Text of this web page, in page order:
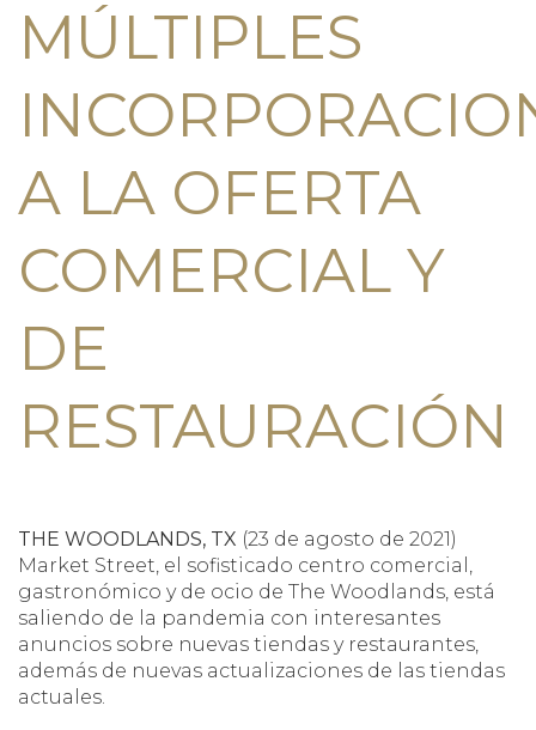
MÚLTIPLES
A LA OFERTA
COMERCIAL Y
DE
RESTAURACIÓN
THE WOODLANDS, TX (23 de agosto de 2021)
Market Street, el sofisticado centro comercial,
gastronómico y de ocio de The Woodlands, está
saliendo de la pandemia con interesantes
anuncios sobre nuevas tiendas y restaurantes,
además de nuevas actualizaciones de las tiendas
actuales.